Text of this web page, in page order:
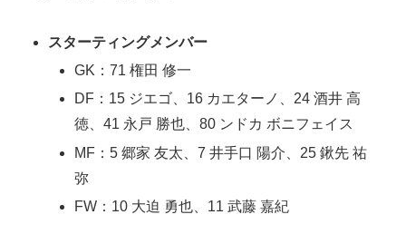
スターティングメンバー
GK：71 権田 修一
DF：15 ジエゴ、16 カエターノ、24 酒井 高
徳、41 永戸 勝也、80 ンドカ ボニフェイス
MF：5 郷家 友太、7 井手口 陽介、25 鍬先 祐
弥
FW：10 大迫 勇也、11 武藤 嘉紀